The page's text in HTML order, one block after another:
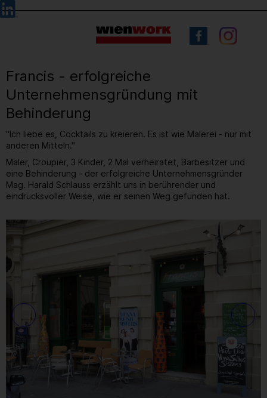
Barrierefreie
Bedienung
Sprachauswahl
Francis - erfolgreiche
Unternehmensgründung mit
Behinderung
"Ich liebe es, Cocktails zu kreieren. Es ist wie Malerei - nur mit
anderen Mitteln."
Maler, Croupier, 3 Kinder, 2 Mal verheiratet, Barbesitzer und
eine Behinderung - der erfolgreiche Unternehmensgründer
Mag. Harald Schlauss erzählt uns in berührender und
eindrucksvoller Weise, wie er seinen Weg gefunden hat.